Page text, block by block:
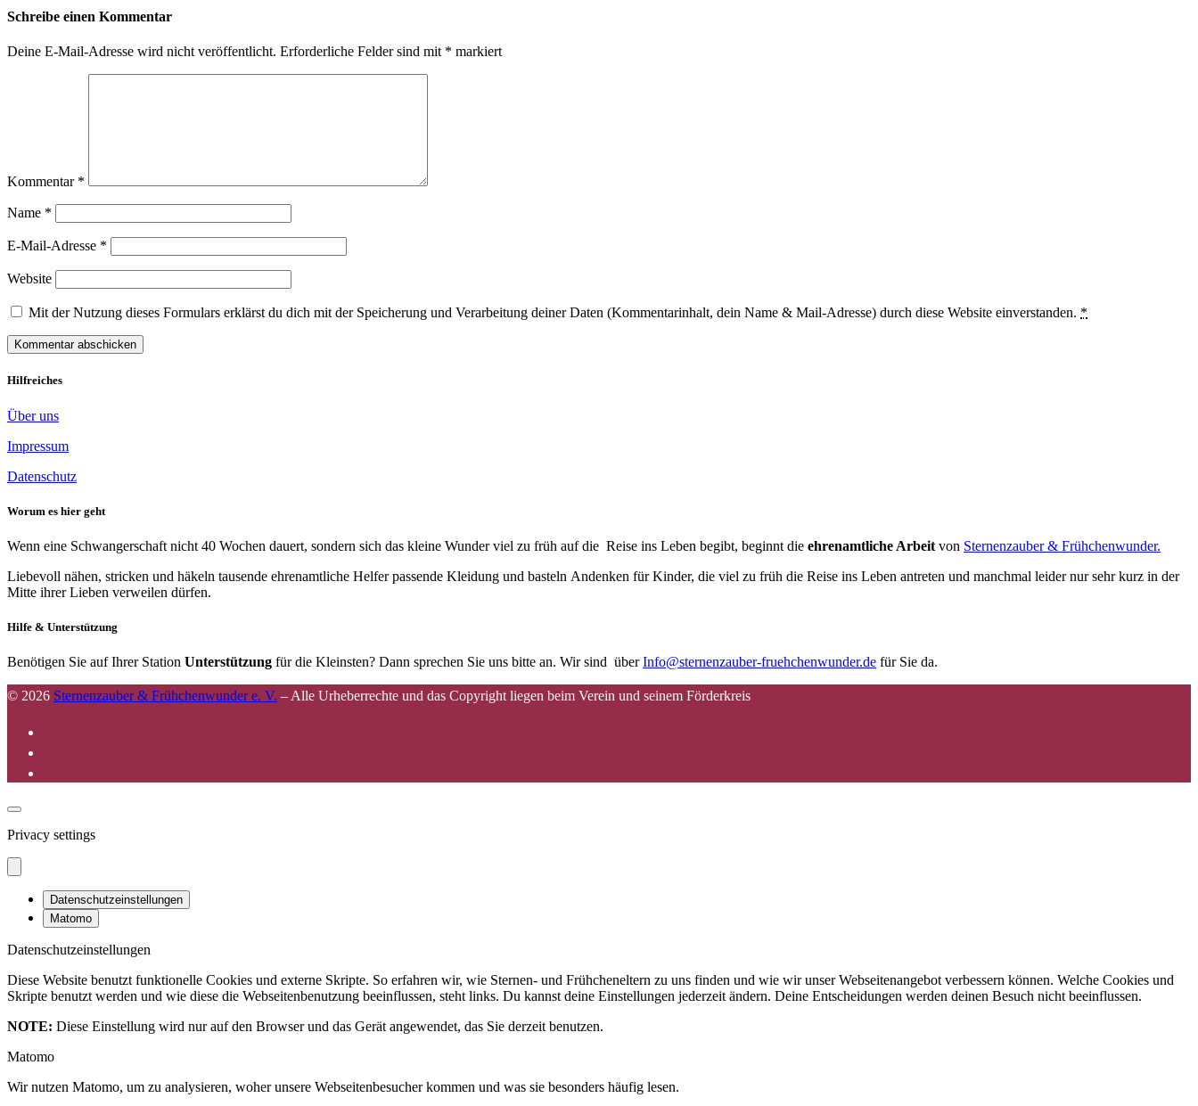
Schreibe einen Kommentar
Deine E-Mail-Adresse wird nicht veröffentlicht. Erforderliche Felder sind mit * markiert
Kommentar *
Name *
E-Mail-Adresse *
Website
Mit der Nutzung dieses Formulars erklärst du dich mit der Speicherung und Verarbeitung deiner Daten (Kommentarinhalt, dein Name & Mail-Adresse) durch diese Website einverstanden. *
Hilfreiches
Über uns
Impressum
Datenschutz
Worum es hier geht
Wenn eine Schwangerschaft nicht 40 Wochen dauert, sondern sich das kleine Wunder viel zu früh auf die Reise ins Leben begibt, beginnt die ehrenamtliche Arbeit von Sternenzauber & Frühchenwunder.
Liebevoll nähen, stricken und häkeln tausende ehrenamtliche Helfer passende Kleidung und basteln Andenken für Kinder, die viel zu früh die Reise ins Leben antreten und manchmal leider nur sehr kurz in der
Mitte ihrer Lieben verweilen dürfen.
Hilfe & Unterstützung
Benötigen Sie auf Ihrer Station Unterstützung für die Kleinsten? Dann sprechen Sie uns bitte an. Wir sind überInfo@sternenzauber-fruehchenwunder.de für Sie da.
© 2026 Sternenzauber & Frühchenwunder e. V. – Alle Urheberrechte und das Copyright liegen beim Verein und seinem Förderkreis
Privacy settings
Datenschutzeinstellungen
Matomo
Datenschutzeinstellungen
Diese Website benutzt funktionelle Cookies und externe Skripte. So erfahren wir, wie Sternen- und Frühcheneltern zu uns finden und wie wir unser Webseitenangebot verbessern können. Welche Cookies und
Skripte benutzt werden und wie diese die Webseitenbenutzung beeinflussen, steht links. Du kannst deine Einstellungen jederzeit ändern. Deine Entscheidungen werden deinen Besuch nicht beeinflussen.
NOTE: Diese Einstellung wird nur auf den Browser und das Gerät angewendet, das Sie derzeit benutzen.
Matomo
Wir nutzen Matomo, um zu analysieren, woher unsere Webseitenbesucher kommen und was sie besonders häufig lesen.